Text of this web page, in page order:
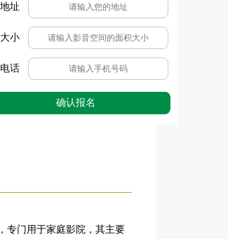
址
小
话
确认报名
专门用于家庭影院，其主要